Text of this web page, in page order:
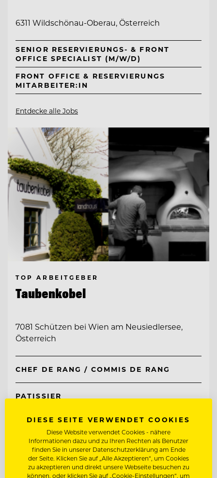
6311 Wildschönau-Oberau, Österreich
SENIOR RESERVIERUNGS- & FRONT
OFFICE SPECIALIST (M/W/D)
FRONT OFFICE & RESERVIERUNGS
MITARBEITER:IN
Entdecke alle Jobs
TOP ARBEITGEBER
Taubenkobel
7081 Schützen bei Wien am Neusiedlersee,
Österreich
CHEF DE RANG / COMMIS DE RANG
PATISSIER
DIESE SEITE VERWENDET COOKIES
Diese Website verwendet Cookies - nähere
Informationen dazu und zu Ihren Rechten als Benutzer
finden Sie in unserer Datenschutzerklärung am Ende
der Seite. Klicken Sie auf „Alle Akzeptieren“, um Cookies
zu akzeptieren und direkt unsere Webseite besuchen zu
können, oder klicken Sie auf „Cookie-Einstellungen“, um